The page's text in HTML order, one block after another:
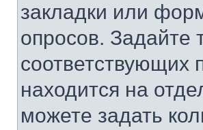
закладки или
опросов. Задайте
соответствующих
находится на
можете задать